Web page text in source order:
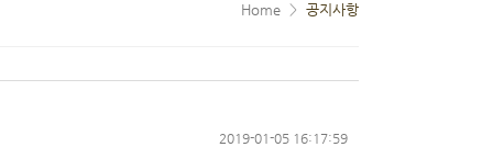
Home > 공지사항
2019-01-05 16:17:59